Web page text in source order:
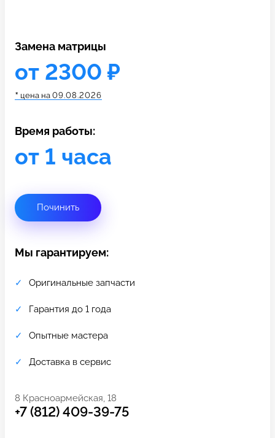
Связаться с нами
Замена матрицы
от 2300 ₽
* цена на 09.08.2026
Время работы:
от 1 часа
Починить
Мы гарантируем:
Оригинальные запчасти
Гарантия до 1 года
Опытные мастера
Доставка в сервис
8 Красноармейская, 18
+7 (812) 409-39-75